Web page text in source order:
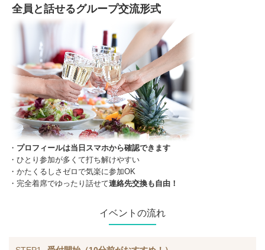
全員と話せるグループ交流形式
・ プロフィールは当日スマホから確認できます
・ひとり参加が多くて打ち解けやすい
・かたくるしさゼロで気楽に参加OK
・完全着席でゆったり話せて連絡先交換も自由！
イベントの流れ